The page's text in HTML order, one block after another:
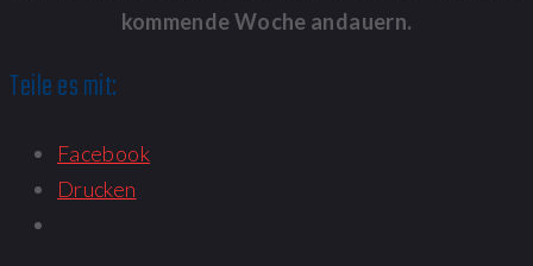
kommende Woche andauern.
Teile es mit:
Facebook
Drucken